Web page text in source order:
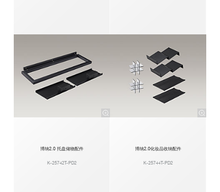
博纳2.0 托盘储物配件
K-25742T-PD2
博纳2.0化妆品收纳配件
K-25744T-PD2